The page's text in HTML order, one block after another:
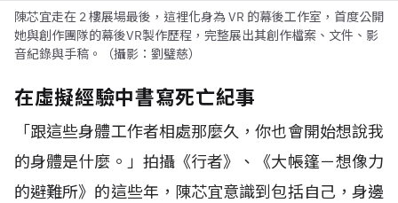
陳芯宜走在 2 樓展場最後，這裡化身為 VR 的幕後工作室，首度公開
她與創作團隊的幕後VR製作歷程，完整展出其創作檔案、文件、影
音紀錄與手稿。（攝影：劉璧慈）
在虛擬經驗中書寫死亡紀事
「跟這些身體工作者相處那麼久，你也會開始想說我
的身體是什麼。」拍攝《行者》、《大帳篷－想像力
的避難所》的這些年，陳芯宜意識到包括自己，身邊